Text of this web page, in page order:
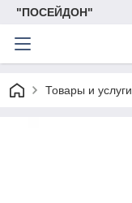
"ПОСЕЙДОН"
Товары и услуги